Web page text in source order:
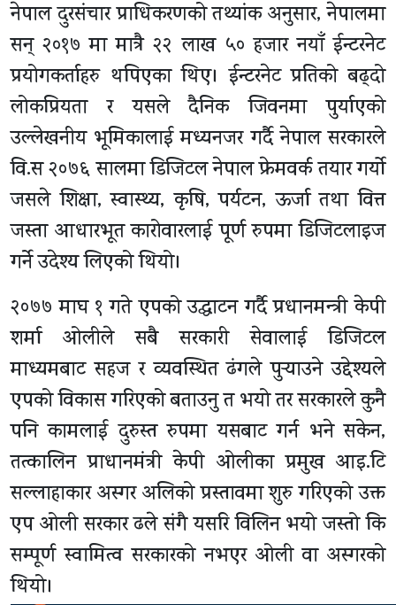
नेपाल दुरसंचार प्राधिकरणको तथ्यांक अनुसार, नेपालमा
सन् २०१७ मा मात्रै २२ लाख ५० हजार नयाँ ईन्टरनेट
प्रयोगकर्ताहरु थपिएका थिए। ईन्टरनेट प्रतिको बढ्दो
लोकप्रियता र यसले दैनिक जिवनमा पुर्याएको
उल्लेखनीय भूमिकालाई मध्यनजर गर्दै नेपाल सरकारले
वि.स २०७६ सालमा डिजिटल नेपाल फ्रेमवर्क तयार गर्यो
जसले शिक्षा, स्वास्थ्य, कृषि, पर्यटन, ऊर्जा तथा वित्त
जस्ता आधारभूत कारोवारलाई पूर्ण रुपमा डिजिटलाइज
गर्ने उदेश्य लिएको थियो।
२०७७ माघ १ गते एपको उद्घाटन गर्दै प्रधानमन्त्री केपी
शर्मा ओलीले सबै सरकारी सेवालाई डिजिटल
माध्यमबाट सहज र व्यवस्थित ढंगले पुर्‍याउने उद्देश्यले
एपको विकास गरिएको बताउनु त भयो तर सरकारले कुनै
पनि कामलाई दुरुस्त रुपमा यसबाट गर्न भने सकेन,
तत्कालिन प्राधानमंत्री केपी ओलीका प्रमुख आइ.टि
सल्लाहाकार अस्गर अलिको प्रस्तावमा शुरु गरिएको उक्त
एप ओली सरकार ढले संगै यसरि विलिन भयो जस्तो कि
सम्पूर्ण स्वामित्व सरकारको नभएर ओली वा अस्गरको
थियो।